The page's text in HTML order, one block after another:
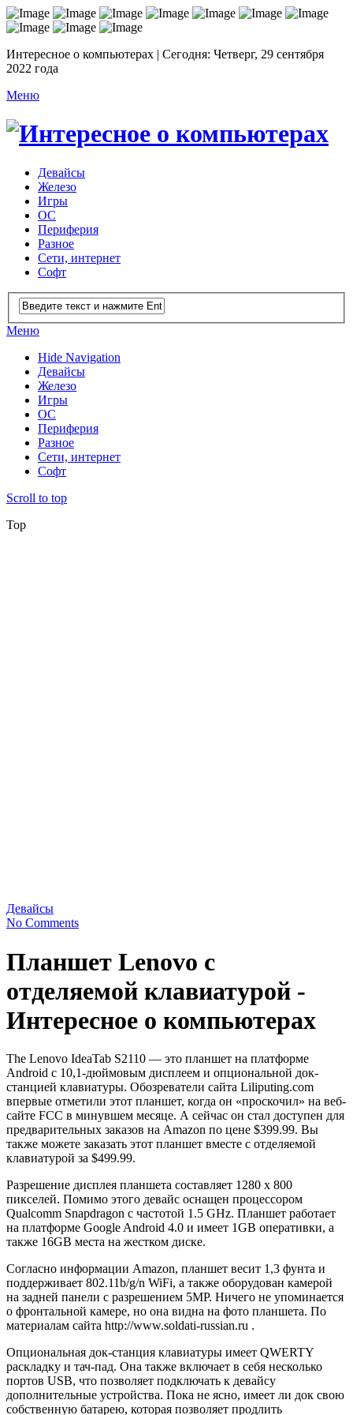
Интересное о компьютерах | Сегодня: Четверг, 29 сентября
2022 года
Меню
Девайсы
Железо
Игры
ОС
Периферия
Разное
Сети, интернет
Софт
Меню
Hide Navigation
Девайсы
Железо
Игры
ОС
Периферия
Разное
Сети, интернет
Софт
Scroll to top
Top
Девайсы
No Comments
Планшет Lenovo с
отделяемой клавиатурой -
Интересное о компьютерах
The Lenovo IdeaTab S2110 — это планшет на платформе
Android с 10,1-дюймовым дисплеем и опциональной док-
станцией клавиатуры. Обозреватели сайта Liliputing.com
впервые отметили этот планшет, когда он «проскочил» на веб-
сайте FCC в минувшем месяце. А сейчас он стал доступен для
предварительных заказов на Amazon по цене $399.99. Вы
также можете заказать этот планшет вместе с отделяемой
клавиатурой за $499.99.
Разрешение дисплея планшета составляет 1280 x 800
пикселей. Помимо этого девайс оснащен процессором
Qualcomm Snapdragon с частотой 1.5 GHz. Планшет работает
на платформе Google Android 4.0 и имеет 1GB оперативки, а
также 16GB места на жестком диске.
Согласно информации Amazon, планшет весит 1,3 фунта и
поддерживает 802.11b/g/n WiFi, а также оборудован камерой
на задней панели с разрешением 5MP. Ничего не упоминается
о фронтальной камере, но она видна на фото планшета. По
материалам сайта http://www.soldati-russian.ru .
Опциональная док-станция клавиатуры имеет QWERTY
раскладку и тач-пад. Она также включает в себя несколько
портов USB, что позволяет подключать к девайсу
дополнительные устройства. Пока не ясно, имеет ли док свою
собственную батарею, которая позволяет продлить